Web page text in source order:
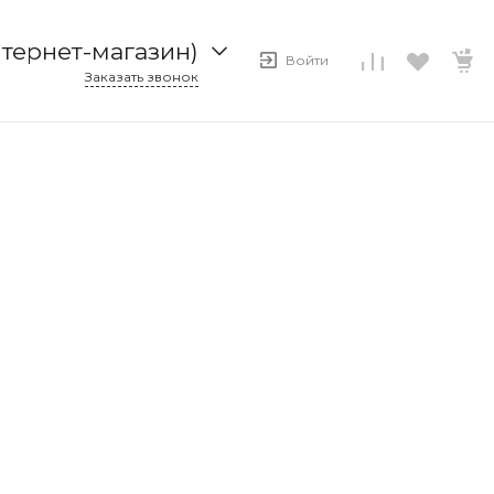
магазин)
продаж)
Заказать звонок
Войти